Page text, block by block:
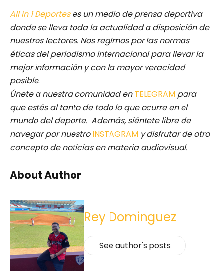
All in 1 Deporteses un medio de prensa deportiva
donde se lleva toda la actualidad a disposición de
nuestros lectores. Nos regimos por las normas
éticas del periodismo internacional para llevar la
mejor información y con la mayor veracidad
posible.
Únete a nuestra comunidad enTELEGRAM para
que estés al tanto de todo lo que ocurre en el
mundo del deporte. Además, siéntete libre de
navegar por nuestro INSTAGRAM y disfrutar de otro
concepto de noticias en materia audiovisual.
About Author
Rey Dominguez
See author's posts